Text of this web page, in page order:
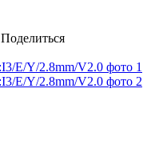
Поделиться